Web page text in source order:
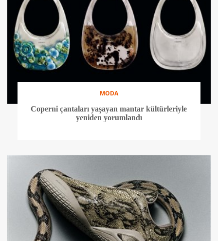
MODA
Coperni çantaları yaşayan mantar kültürleriyle
yeniden yorumlandı